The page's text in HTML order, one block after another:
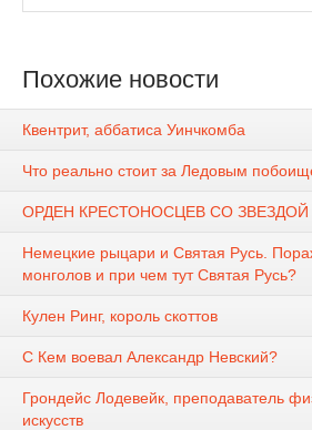
Похожие новости
Квентрит, аббатиса Уинчкомба
Что реально стоит за Ледовым
ОРДЕН КРЕСТОНОСЦЕВ СО ЗВЕЗДОЙ
Немецкие рыцари и Святая Русь.
монголов и при чем тут Святая Русь?
Кулен Ринг, король скоттов
С Кем воевал Александр Невский?
Грондейс Лодевейк, преподаватель
искусств